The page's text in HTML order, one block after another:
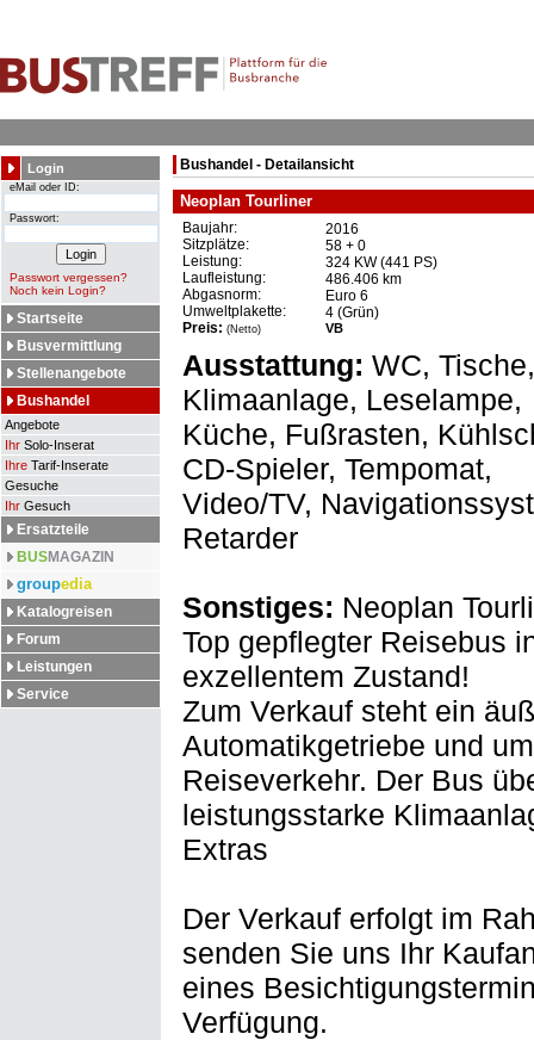
Login
eMail oder ID:
Passwort:
Passwort vergessen?
Noch kein Login?
Startseite
Busvermittlung
Stellenangebote
Bushandel
Angebote
Ihr Solo-Inserat
Ihre Tarif-Inserate
Gesuche
Ihr Gesuch
Ersatzteile
BUSMAGAZIN
groupedia
Katalogreisen
Forum
Leistungen
Service
Bushandel - Detailansicht
Neoplan Tourliner
Baujahr:
Sitzplätze:
Leistung:
Laufleistung:
Abgasnorm:
Umweltplakette:
Preis: (Netto)
2016
58 + 0
324 KW (441 PS)
486.406 km
Euro 6
4 (Grün)
VB
Ausstattung: WC, Tische,
Klimaanlage, Leselampe,
Küche, Fußrasten,
CD-Spieler, Tempomat,
Video/TV,
Retarder
Sonstiges: Neoplan
Top gepflegter Reisebus
exzellentem Zustand!
Zum Verkauf steht ein
Automatikgetriebe und
Reiseverkehr. Der Bus
leistungsstarke
Extras
Der Verkauf erfolgt im
senden Sie uns Ihr
eines
Verfügung.